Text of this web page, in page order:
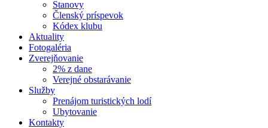
Stanovy
Členský príspevok
Kódex klubu
Aktuality
Fotogaléria
Zverejňovanie
2% z dane
Verejné obstarávanie
Služby
Prenájom turistických lodí
Ubytovanie
Kontakty